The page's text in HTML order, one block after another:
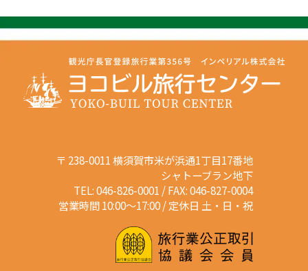
〒 238-0011 横須賀市米が浜通1丁目17番地
シャトーブラン地下
TEL: 046-826-0001 / FAX: 046-827-0004
営業時間 10:00～17:00 / 定休日 土・日・祝